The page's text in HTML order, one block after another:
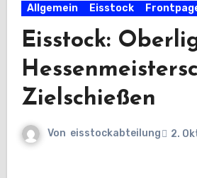
Allgemein Eisstock
Eisstock:
Zielschießen
Von eisstockabteilung 2.